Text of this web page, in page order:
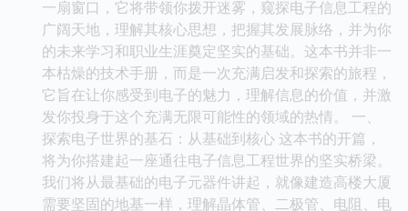
一扇窗口，它将带领你拨开迷雾，窥探电子信息工程的
广阔天地，理解其核心思想，把握其发展脉络，并为你
的未来学习和职业生涯奠定坚实的基础。这本书并非一
本枯燥的技术手册，而是一次充满启发和探索的旅程，
它旨在让你感受到电子的魅力，理解信息的价值，并激
发你投身于这个充满无限可能性的领域的热情。 一、
探索电子世界的基石：从基础到核心 这本书的开篇，
将为你搭建起一座通往电子信息工程世界的坚实桥梁。
我们将从最基础的电子元器件讲起，就像建造高楼大厦
需要坚固的地基一样，理解晶体管、二极管、电阻、电